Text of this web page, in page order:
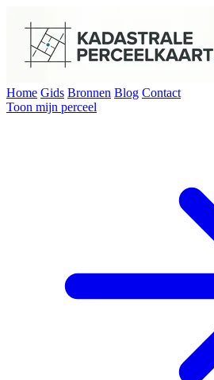
Home Gids Bronnen Blog Contact
Toon mijn perceel